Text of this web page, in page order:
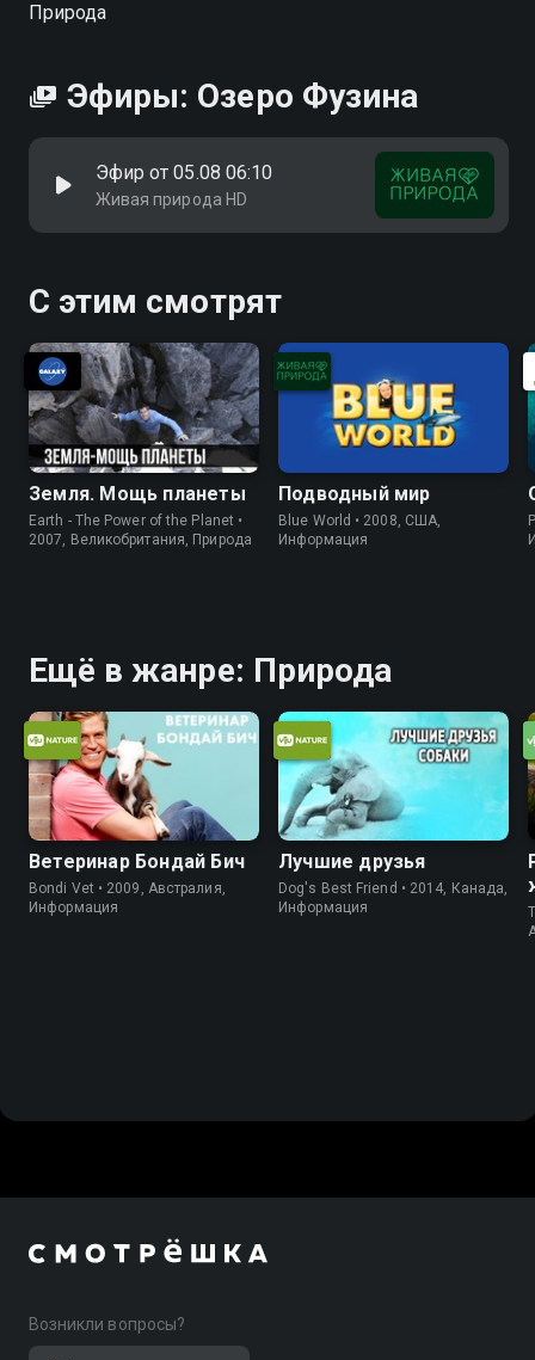
Природа
Эфиры: Озеро Фузина
Эфир от 05.08 06:10
Живая природа HD
С этим смотрят
Земля. Мощь планеты
Earth - The Power of the Planet •
2007, Великобритания, Природа
Подводный мир
Blue World • 2008, США,
Информация
Ещё в жанре: Природа
Ветеринар Бондай Бич
Bondi Vet • 2009, Австралия,
Информация
Лучшие друзья
Dog's Best Friend • 2014, Канада,
Информация
Возникли вопросы?